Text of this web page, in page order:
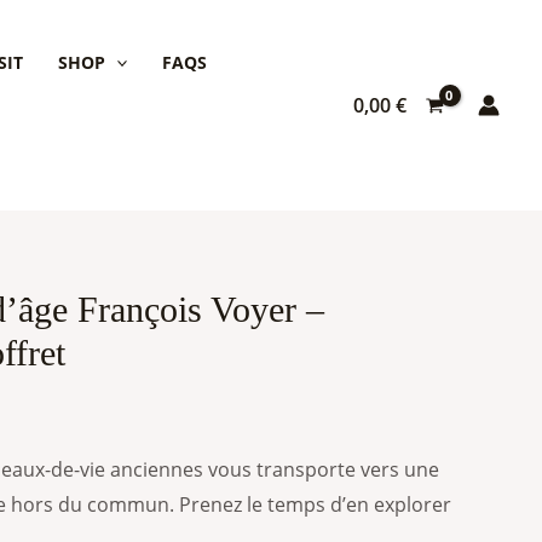
SHOP FAQS
0,00€
François Voyer –
de-vie anciennes vous transporte vers une
du commun. Prenez le temps d’en explorer